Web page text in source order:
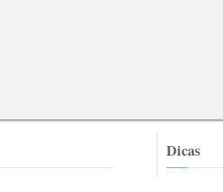
Dicas